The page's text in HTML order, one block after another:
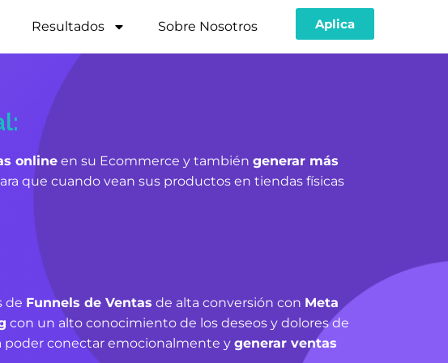
Resultados Sobre Nosotros Aplica
onlineen su Ecommerce y también generar más
que cuando vean sus productos en tiendas físicas
de Funnels de Ventas de alta conversión con Meta
con un alto conocimiento de los deseos y dolores de
poder conectar emocionalmente y generar ventas